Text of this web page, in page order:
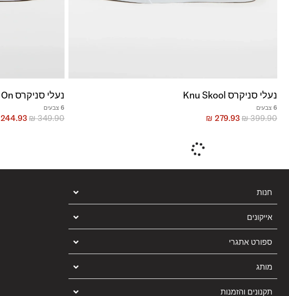
נעלי סניקרס Knu Skool
6 צבעים
₪399.90
₪ 279.93
נעלי סניקרס Classic Slip-On
6 צבעים
₪349.90
244.93